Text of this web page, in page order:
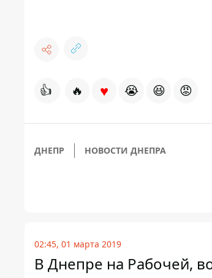
👍 🔥 ♥ 😭 😆 😡
ДНЕПР НОВОСТИ ДНЕПРА
02:45, 01 марта 2019
В Днепре на Рабочей,